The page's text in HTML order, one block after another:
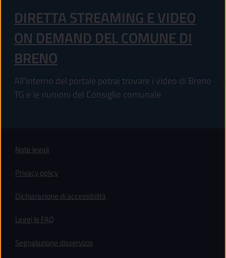
DIRETTA STREAMING E VIDEO
ON DEMAND DEL COMUNE DI
BRENO
All'interno del portale potrai trovare i video di Breno
TG e le riunioni del Consiglio comunale
Note legali
Privacy policy
Dichiarazione di accessibilità
Leggi le FAQ
Segnalazione disservizio